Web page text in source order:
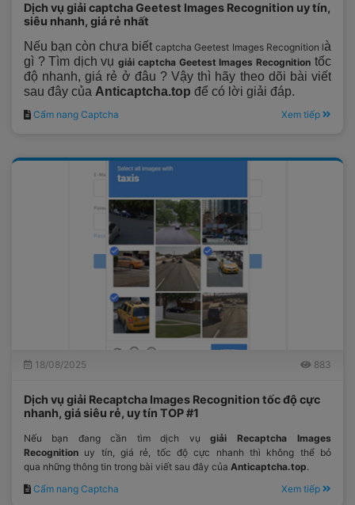
Dịch vụ giải captcha Geetest Images Recognition uy tín,
siêu nhanh, giá rẻ nhất
Nếu bạn còn chưa biết captcha Geetest Images Recognition là
gì ? Tìm dịch vụ giải captcha Geetest Images Recognition tốc
độ nhanh, giá rẻ ở đâu ? Vậy thì hãy theo dõi bài viết
sau đây của Anticaptcha.top để có lời giải đáp.
Cẩm nang Captcha Xem tiếp
18/08/2025 883
Dịch vụ giải Recaptcha Images Recognition tốc độ cực
nhanh, giá siêu rẻ, uy tín TOP #1
Nếu bạn đang cần tìm dịch vụ giải Recaptcha Images
Recognition uy tín, giá rẻ, tốc độ cực nhanh thì không thể bỏ
qua những thông tin trong bài viết sau đây của Anticaptcha.top.
Cẩm nang Captcha
Xem tiếp